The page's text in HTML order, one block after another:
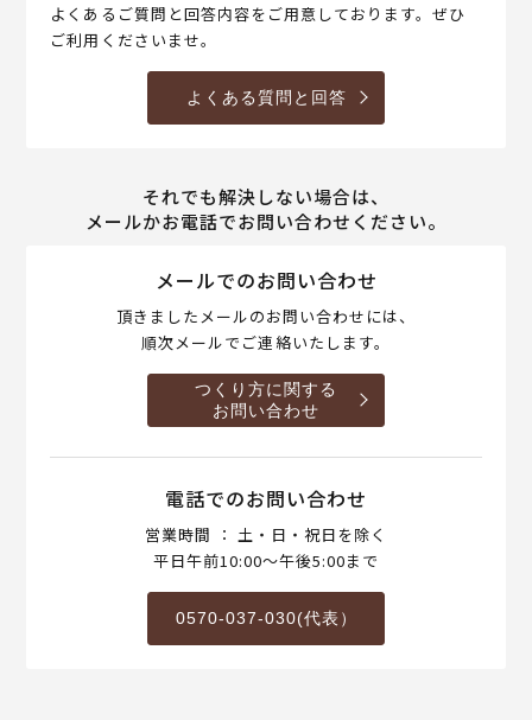
よくあるご質問と回答内容をご用意しております。ぜひ
ご利用くださいませ。
よくある質問と回答
それでも解決しない場合は、
メールかお電話でお問い合わせください。
メールでのお問い合わせ
頂きましたメールのお問い合わせには、
順次メールでご連絡いたします。
つくり方に関する
お問い合わせ
電話でのお問い合わせ
営業時間 ： 土・日・祝日を除く
平日午前10:00～午後5:00まで
0570-037-030(代表）